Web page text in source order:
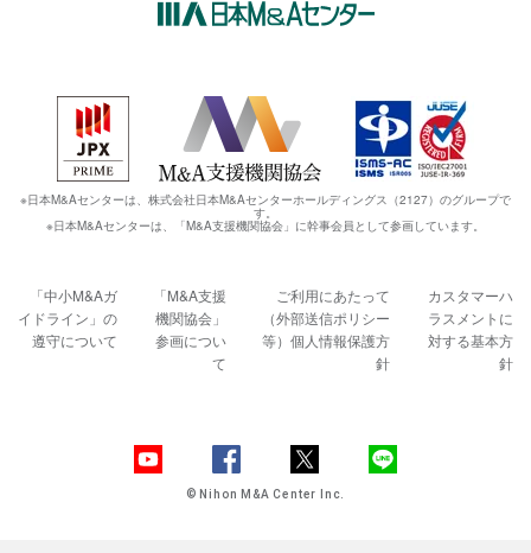
※日本M&Aセンターは、株式会社日本M&Aセンターホールディングス（2127）のグループで
す。
※日本M&Aセンターは、「M&A支援機関協会」に幹事会員として参画しています。
「中小M&Aガ
イドライン」の
遵守について
「M&A支援
機関協会」
参画につい
て
ご利用にあたって
（外部送信ポリシー
等）個人情報保護方
針
カスタマーハ
ラスメントに
対する基本方
針
© Nihon M&A Center Inc.